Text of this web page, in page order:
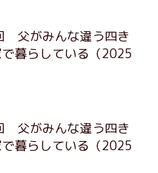
父がみんな違う四き
暮らしている （2025
父がみんな違う四き
暮らしている （2025